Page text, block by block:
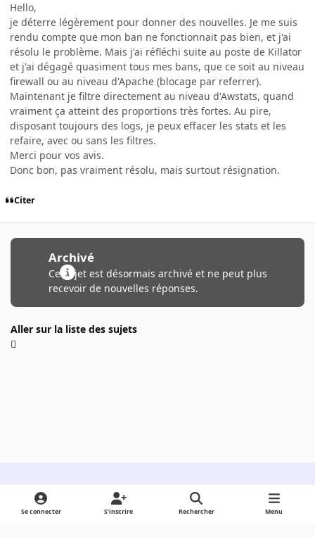
Hello,
je déterre légèrement pour donner des nouvelles. Je me suis
rendu compte que mon ban ne fonctionnait pas bien, et j'ai
résolu le problème. Mais j'ai réfléchi suite au poste de Killator
et j'ai dégagé quasiment tous mes bans, que ce soit au niveau
firewall ou au niveau d'Apache (blocage par referrer).
Maintenant je filtre directement au niveau d'Awstats, quand
vraiment ça atteint des proportions très fortes. Au pire,
disposant toujours des logs, je peux effacer les stats et les
refaire, avec ou sans les filtres.
Merci pour vos avis.
Donc bon, pas vraiment résolu, mais surtout résignation.
Citer
Archivé
Ce sujet est désormais archivé et ne peut plus
recevoir de nouvelles réponses.
Aller sur la liste des sujets
Light ModeDark ModeSystem Preference
Se connecter S’inscrire Rechercher Menu